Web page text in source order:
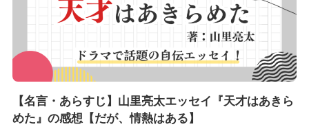
【名言・あらすじ】山里亮太エッセイ『天才はあきら
めた』の感想【だが、情熱はある】